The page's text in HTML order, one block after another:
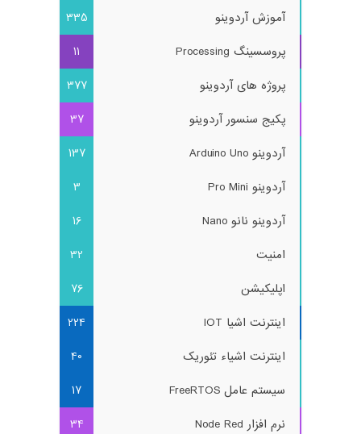
آموزش آردوینو
335
پروسسینگ Processing
11
پروژه های آردوینو
377
پکیج سنسور آردوینو
37
آردوینو Arduino Uno
137
آردوینو Pro Mini
3
آردوینو نانو Nano
16
امنیت
32
اپلیکیشن
76
اینترنت اشیا IOT
224
اینترنت اشیاء تئوریک
40
سیستم عامل FreeRTOS
17
نرم افزار Node Red
34